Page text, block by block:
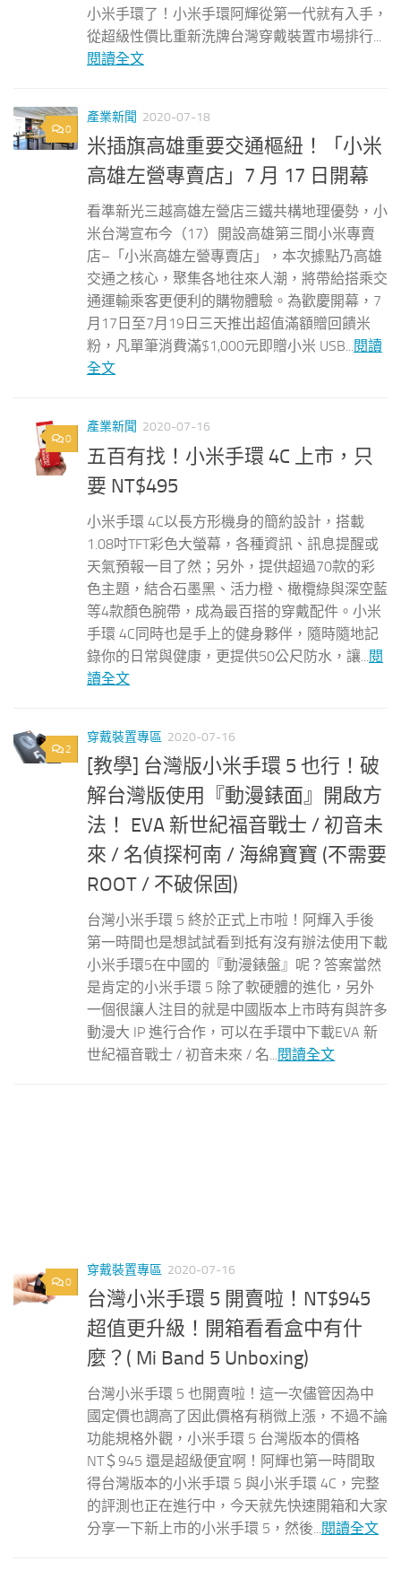
小米手環了！小米手環阿輝從第一代就有入手，
從超級性價比重新洗牌台灣穿戴裝置市場排行...
閱讀全文
0
產業新聞 2020-07-18
米插旗高雄重要交通樞紐！「小米
高雄左營專賣店」7 月 17 日開幕
看準新光三越高雄左營店三鐵共構地理優勢，小
米台灣宣布今（17）開設高雄第三間小米專賣
店–「小米高雄左營專賣店」，本次據點乃高雄
交通之核心，聚集各地往來人潮，將帶給搭乘交
通運輸乘客更便利的購物體驗。為歡慶開幕，7
月17日至7月19日三天推出超值滿額贈回饋米
粉，凡單筆消費滿$1,000元即贈小米 USB...閱讀
全文
0
產業新聞 2020-07-16
五百有找！小米手環 4C 上市，只
要 NT$495
小米手環 4C以長方形機身的簡約設計，搭載
1.08吋TFT彩色大螢幕，各種資訊、訊息提醒或
天氣預報一目了然；另外，提供超過70款的彩
色主題，結合石墨黑、活力橙、橄欖綠與深空藍
等4款顏色腕帶，成為最百搭的穿戴配件。小米
手環 4C同時也是手上的健身夥伴，隨時隨地記
錄你的日常與健康，更提供50公尺防水，讓... 閱
讀全文
2
穿戴裝置專區 2020-07-16
[教學] 台灣版小米手環 5 也行！破
解台灣版使用『動漫錶面』開啟方
法！ EVA 新世紀福音戰士 / 初音未
來 / 名偵探柯南 / 海綿寶寶 (不需要
ROOT / 不破保固)
台灣小米手環 5 終於正式上市啦！阿輝入手後
第一時間也是想試試看到抵有沒有辦法使用下載
小米手環5在中國的『動漫錶盤』呢？答案當然
是肯定的小米手環 5 除了軟硬體的進化，另外
一個很讓人注目的就是中國版本上市時有與許多
動漫大 IP 進行合作，可以在手環中下載EVA 新
世紀福音戰士 / 初音未來 / 名...閱讀全文
0
穿戴裝置專區 2020-07-16
台灣小米手環 5 開賣啦！NT$945
超值更升級！開箱看看盒中有什
麼？( Mi Band 5 Unboxing)
台灣小米手環 5 也開賣啦！這一次儘管因為中
國定價也調高了因此價格有稍微上漲，不過不論
功能規格外觀，小米手環 5 台灣版本的價格
NT＄945 還是超級便宜啊！阿輝也第一時間取
得台灣版本的小米手環 5 與小米手環 4C，完整
的評測也正在進行中，今天就先快速開箱和大家
分享一下新上市的小米手環 5，然後...閱讀全文